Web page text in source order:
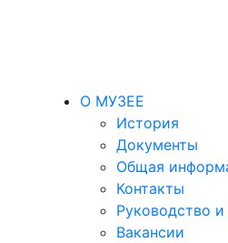
О МУЗЕЕ
История
Документы
Общая
Контакты
Руководство
Вакансии